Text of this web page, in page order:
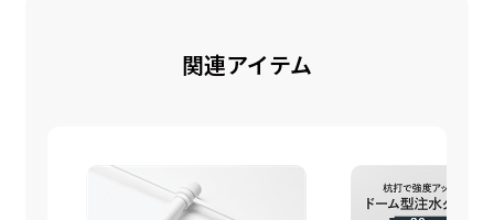
関連アイテム
レギュラーのれん
(180x50)